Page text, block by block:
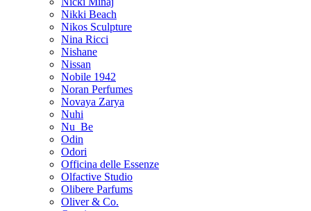
Nikki Beach
Nikos Sculpture
Nina Ricci
Nishane
Nissan
Nobile 1942
Noran Perfumes
Novaya Zarya
Nuhi
Nu_Be
Odin
Odori
Officina delle Essenze
Olfactive Studio
Olibere Parfums
Oliver & Co.